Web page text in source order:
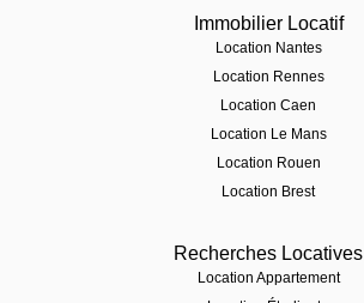
Immobilier Locatif
Location Nantes
Location Rennes
Location Caen
Location Le Mans
Location Rouen
Location Brest
Recherches Locatives
Location Appartement